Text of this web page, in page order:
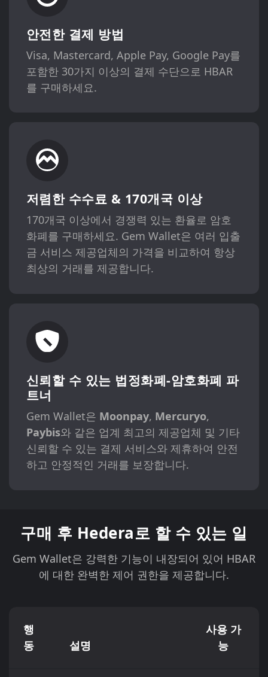
안전한 결제 방법
Visa, Mastercard, Apple Pay, Google Pay를
포함한 30가지 이상의 결제 수단으로 HBAR
를 구매하세요.
저렴한 수수료 & 170개국 이상
170개국 이상에서 경쟁력 있는 환율로 암호
화폐를 구매하세요. Gem Wallet은 여러 입출
금 서비스 제공업체의 가격을 비교하여 항상
최상의 거래를 제공합니다.
신뢰할 수 있는 법정화폐-암호화폐 파
트너
Gem Wallet은 Moonpay, Mercuryo,
Paybis와 같은 업계 최고의 제공업체 및 기타
신뢰할 수 있는 결제 서비스와 제휴하여 안전
하고 안정적인 거래를 보장합니다.
구매 후 Hedera로 할 수 있는 일
Gem Wallet은 강력한 기능이 내장되어 있어 HBAR
에 대한 완벽한 제어 권한을 제공합니다.
행
동
설명
사용 가
능